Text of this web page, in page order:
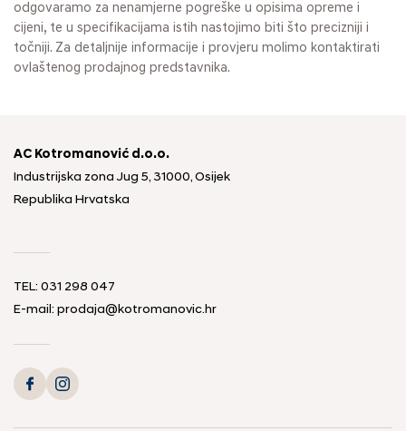
odgovaramo za nenamjerne pogreške u opisima opreme i
cijeni, te u specifikacijama istih nastojimo biti što precizniji i
točniji. Za detaljnije informacije i provjeru molimo kontaktirati
ovlaštenog prodajnog predstavnika.
AC Kotromanović d.o.o.
Industrijska zona Jug 5, 31000, Osijek
Republika Hrvatska
TEL: 031 298 047
E-mail: prodaja@kotromanovic.hr